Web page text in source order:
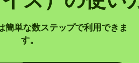
簡単な数ステップで利用できま
す。